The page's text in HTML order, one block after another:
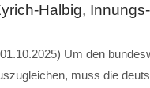
Halbig,
Um den
muss die